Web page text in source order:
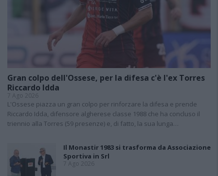
Gran colpo dell'Ossese, per la difesa c'è l'ex Torres
Riccardo Idda
7 Ago 2026
L'Ossese piazza un gran colpo per rinforzare la difesa e prende
Riccardo Idda, difensore algherese classe 1988 che ha concluso il
triennio alla Torres (59 presenze) e, di fatto, la sua lunga…
Il Monastir 1983 si trasforma da Associazione
Sportiva in Srl
7 Ago 2026